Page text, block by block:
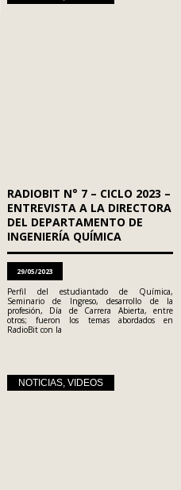
RADIOBIT N° 7 – CICLO 2023 –
ENTREVISTA A LA DIRECTORA
DEL DEPARTAMENTO DE
INGENIERÍA QUÍMICA
29/05/2023
Perfil del estudiantado de Química,
Seminario de Ingreso, desarrollo de la
profesión, Día de Carrera Abierta, entre
otros; fueron los temas abordados en
RadioBit con la
NOTICIAS VIDEOS